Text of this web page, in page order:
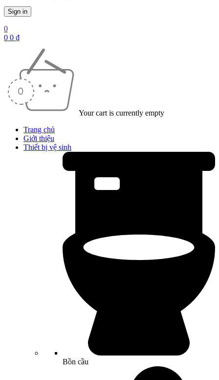
0
0 0 ₫
Your cart is currently empty
Trang chủ
Giới thiệu
Thiết bị vệ sinh
Bồn cầu